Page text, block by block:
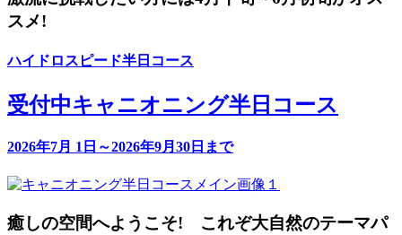
スメ!
ハイドロスピード半日コース
受付中キャニオニング半日コース
2026年7月 1日～2026年9月30日まで
癒しの空間へようこそ! これぞ大自然のテーマパ